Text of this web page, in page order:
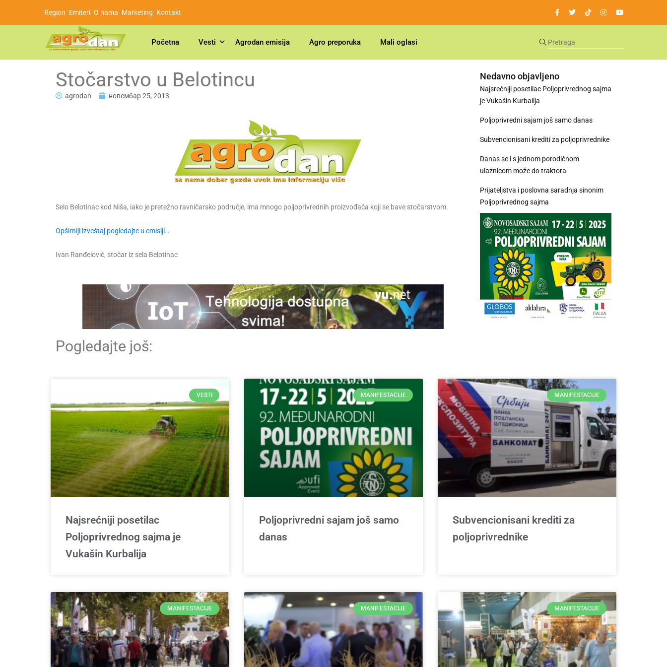
Region Emiteri O nama Marketing Kontakt
Početna Vesti Agrodan emisija Agro preporuka Mali oglasi
Stočarstvo u Belotincu
agrodan новембар 25, 2013
Selo Belotinac kod Niša, iako je pretežno ravničarsko područje, ima mnogo poljoprivrednih proizvođača koji se bave stočarstvom.
Opširniji izveštaj pogledajte u emisiji…
Ivan Ranđelović, stočar iz sela Belotinac
Pogledajte još:
Nedavno objavljeno
Najsrećniji posetilac Poljoprivrednog sajma
je Vukašin Kurbalija
Poljoprivredni sajam još samo danas
Subvencionisani krediti za poljoprivrednike
Danas se i s jednom porodičnom
ulaznicom može do traktora
Prijateljstva i poslovna saradnja sinonim
Poljoprivrednog sajma
VESTI
Najsrećniji posetilac
Poljoprivrednog sajma je
Vukašin Kurbalija
MANIFESTACIJE
Poljoprivredni sajam još samo
danas
MANIFESTACIJE
Subvencionisani krediti za
poljoprivrednike
MANIFESTACIJE MANIFESTACIJE MANIFESTACIJE